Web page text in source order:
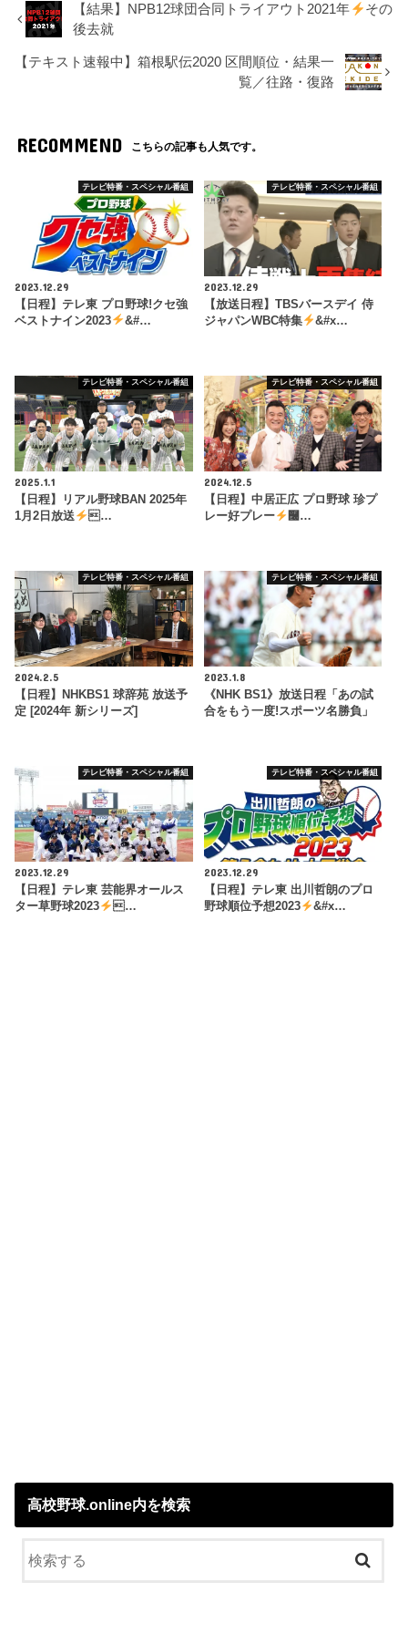
【結果】NPB12球団合同トライアウト2021年
その
後去就
【テキスト速報中】箱根駅伝2020 区間順位・結果一
覧／往路・復路
RECOMMEND こちらの記事も人気です。
テレビ特番・スペシャル番組
2023.12.29
【日程】テレ東 プロ野球!クセ強
ベストナイン2023
&#…
テレビ特番・スペシャル番組
2023.12.29
【放送日程】TBSバースデイ 侍
ジャパンWBC特集
&#x…
テレビ特番・スペシャル番組
2025.1.1
【日程】リアル野球BAN 2025年
1月2日放送
…
テレビ特番・スペシャル番組
2024.12.5
【日程】中居正広 プロ野球 珍プ
レー好プレー
࿠…
テレビ特番・スペシャル番組
2024.2.5
【日程】NHKBS1 球辞苑 放送予
定 [2024年 新シリーズ]
テレビ特番・スペシャル番組
2023.1.8
《NHK BS1》放送日程「あの試
合をもう一度!スポーツ名勝負」
テレビ特番・スペシャル番組
2023.12.29
【日程】テレ東 芸能界オールス
ター草野球2023
…
テレビ特番・スペシャル番組
2023.12.29
【日程】テレ東 出川哲朗のプロ
野球順位予想2023
&#x…
高校野球.online内を検索